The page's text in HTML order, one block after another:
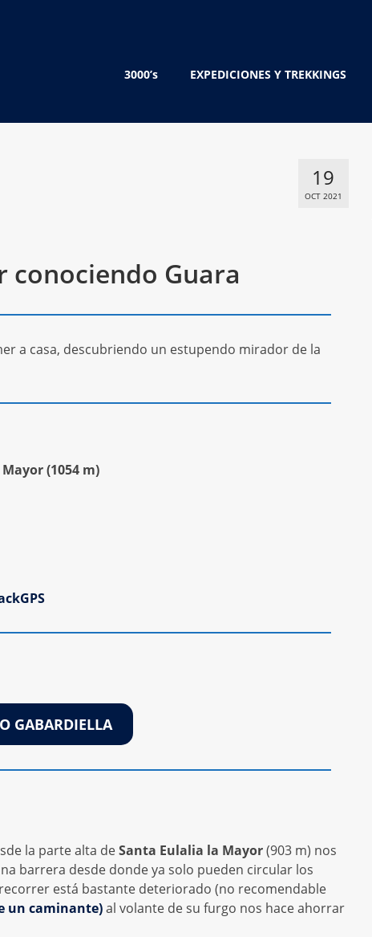
3000’s EXPEDICIONES Y TREKKINGS
19
OCT 2021
conociendo Guara
a casa, descubriendo un estupendo mirador de la
(1054 m)
GABARDIELLA
la parte alta deSanta Eulalia la Mayor(903 m) nos
barrera desde donde ya solo pueden circular los
está bastante deteriorado (no recomendable
un caminante)al volante de su furgo nos hace ahorrar